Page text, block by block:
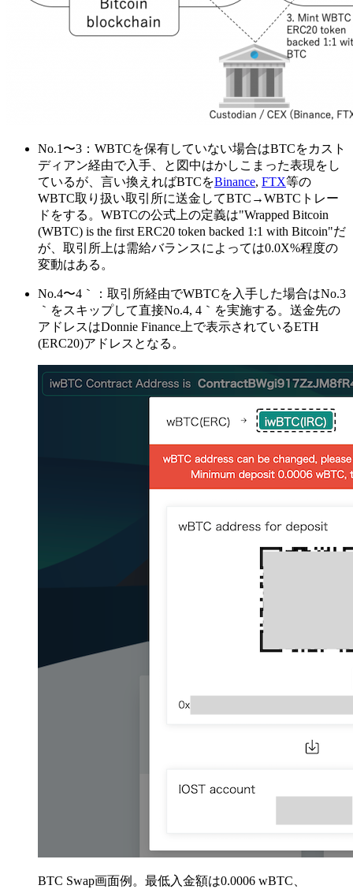
No.1〜3：WBTCを保有していない場合はBTCをカスト
ディアン経由で入手、と図中はかしこまった表現をし
ているが、言い換えればBTCをBinance, FTX等の
WBTC取り扱い取引所に送金してBTC→WBTCトレー
ドをする。WBTCの公式上の定義は"Wrapped Bitcoin
(WBTC) is the first ERC20 token backed 1:1 with Bitcoin"だ
が、取引所上は需給バランスによっては0.0X%程度の
変動はある。
No.4〜4｀：取引所経由でWBTCを入手した場合はNo.3
｀をスキップして直接No.4, 4｀を実施する。送金先の
アドレスはDonnie Finance上で表示されているETH
(ERC20)アドレスとなる。
BTC Swap画面例。最低入金額は0.0006 wBTC、